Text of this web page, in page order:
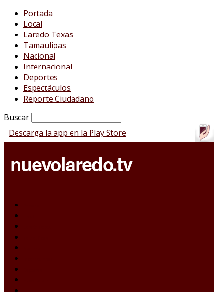
Portada
Local
Laredo Texas
Tamaulipas
Nacional
Internacional
Deportes
Espectáculos
Reporte Ciudadano
Buscar
Descarga la app en la Play Store